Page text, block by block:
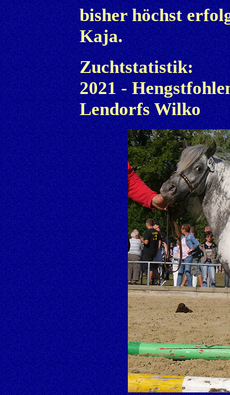
bisher höchst
Kaja.
Zuchtstatistik:
2021 -
Lendorfs Wilko